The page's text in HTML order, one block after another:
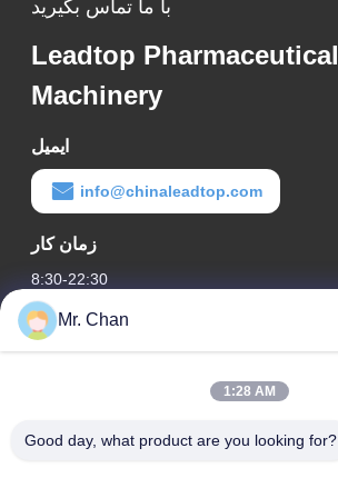
با ما تماس بگیرید
Leadtop Pharmaceutical
Machinery
ایمیل
info@chinaleadtop.com
زمان کار
8:30-22:30
آدرس ما
Mr. Chan
1:28 AM
Good day, what product are you looking for?